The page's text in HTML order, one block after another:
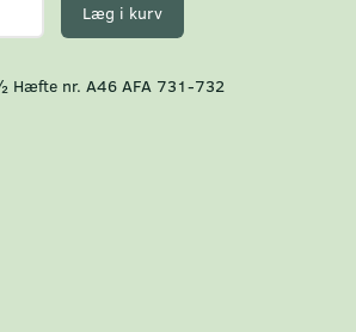
Læg i kurv
Hæfte nr. A46 AFA 731-732